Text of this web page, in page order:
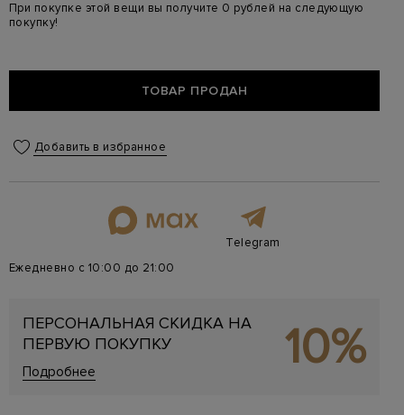
При покупке этой вещи вы получите 0 рублей на следующую
покупку!
ТОВАР ПРОДАН
Добавить в избранное
Telegram
Ежедневно с 10:00 до 21:00
ПЕРСОНАЛЬНАЯ СКИДКА НА
ПЕРВУЮ ПОКУПКУ
Подробнее 10%